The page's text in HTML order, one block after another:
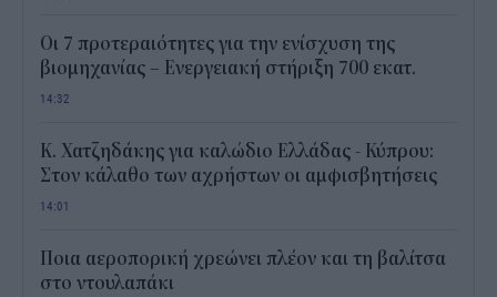
Οι 7 προτεραιότητες για την ενίσχυση της
βιομηχανίας – Ενεργειακή στήριξη 700 εκατ.
14:32
Κ. Χατζηδάκης για καλώδιο Ελλάδας - Κύπρου:
Στον κάλαθο των αχρήστων οι αμφισβητήσεις
14:01
Ποια αεροπορική χρεώνει πλέον και τη βαλίτσα
στο ντουλαπάκι